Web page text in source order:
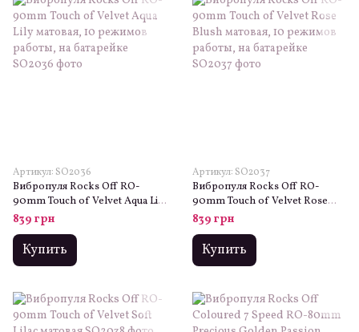
Артикул: SO2036
Вибропуля Rocks Off RO-
90mm Touch of Velvet Aqua Lily
матовая, 10 режимов работы,
на батарейке
839 грн
Купить
Артикул: SO2037
Вибропуля Rocks Off RO-
90mm Touch of Velvet Rose
Blush матовая, 10 режимов
работы, на батарейке
839 грн
Купить